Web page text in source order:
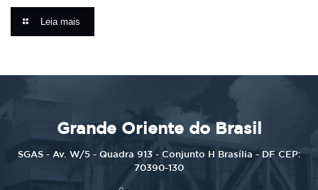
Leia mais
Grande Oriente do Brasil
SGAS - Av. W/5 - Quadra 913 - Conjunto H Brasília - DF CEP:
70390-130